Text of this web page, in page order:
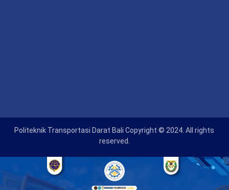
Politeknik Transportasi Darat Bali Copyright © 2024. All rights
reserved.